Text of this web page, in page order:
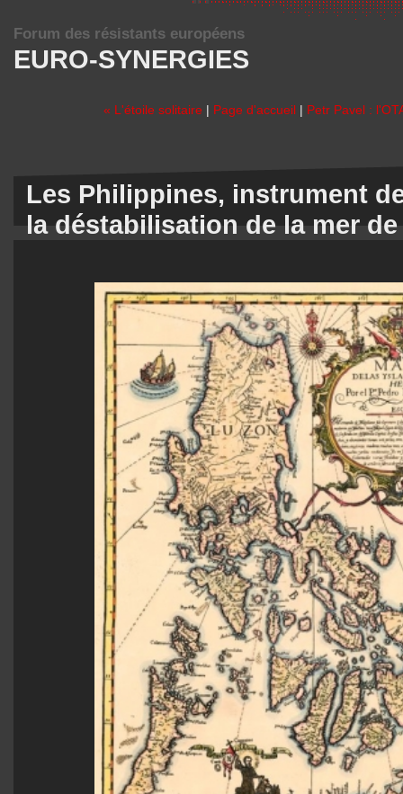
EURO-SYNERGIES
Forum des résistants européens
« L'étoile solitaire | Page d'accueil | Petr Pavel :
Les Philippines, instrument
la déstabilisation de la mer